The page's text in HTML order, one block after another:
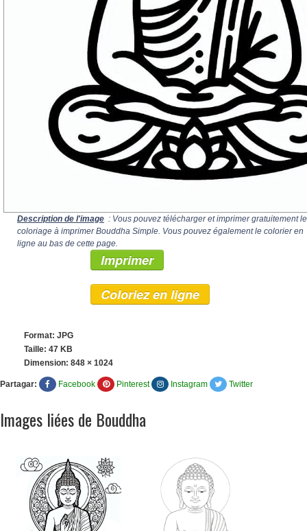
Description de l'image : Vous pouvez télécharger et imprimer gratuitement le
coloriage à imprimer Bouddha Simple. Vous pouvez également le colorier en
ligne au bas de cette page.
Imprimer
Coloriez en ligne
Format: JPG
Taille: 47 KB
Dimension: 848 × 1024
Partagar: Facebook Pinterest Instagram Twitter
Images liées de Bouddha